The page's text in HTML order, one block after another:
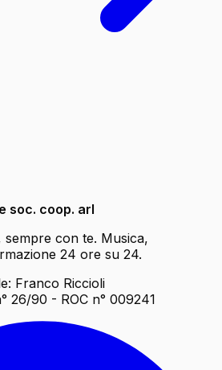
soc. coop. arl
con te. Musica,
24 ore su 24.
Franco Riccioli
26/90 - ROC n° 009241